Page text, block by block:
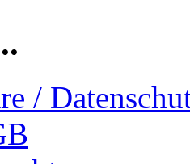
/